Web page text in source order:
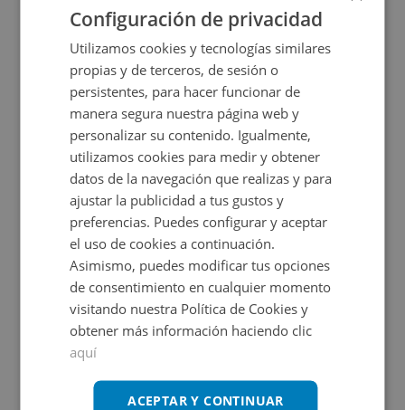
Garaje en venta en UR SOTO DE LLANERA, -
Impuestos no incluidos
4.500€
17m2
Configuración de privacidad
Utilizamos cookies y tecnologías similares
propias y de terceros, de sesión o
persistentes, para hacer funcionar de
manera segura nuestra página web y
personalizar su contenido. Igualmente,
utilizamos cookies para medir y obtener
datos de la navegación que realizas y para
ajustar la publicidad a tus gustos y
preferencias. Puedes configurar y aceptar
el uso de cookies a continuación.
Asimismo, puedes modificar tus opciones
de consentimiento en cualquier momento
visitando nuestra Política de Cookies y
obtener más información haciendo clic
aquí
ACEPTAR Y CONTINUAR